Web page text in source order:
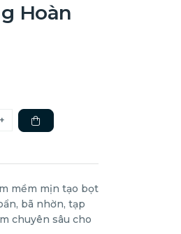
Hoàn
mềm mịn tạo bọt
bã nhờn, tạp
chuyên sâu cho